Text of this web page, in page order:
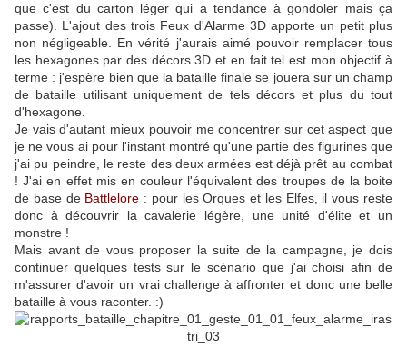
que c'est du carton léger qui a tendance à gondoler mais ça
passe). L'ajout des trois Feux d'Alarme 3D apporte un petit plus
non négligeable. En vérité j'aurais aimé pouvoir remplacer tous
les hexagones par des décors 3D et en fait tel est mon objectif à
terme : j'espère bien que la bataille finale se jouera sur un champ
de bataille utilisant uniquement de tels décors et plus du tout
d'hexagone.
Je vais d'autant mieux pouvoir me concentrer sur cet aspect que
je ne vous ai pour l'instant montré qu'une partie des figurines que
j'ai pu peindre, le reste des deux armées est déjà prêt au combat
! J'ai en effet mis en couleur l'équivalent des troupes de la boite
de base de Battlelore : pour les Orques et les Elfes, il vous reste
donc à découvrir la cavalerie légère, une unité d'élite et un
monstre !
Mais avant de vous proposer la suite de la campagne, je dois
continuer quelques tests sur le scénario que j'ai choisi afin de
m'assurer d'avoir un vrai challenge à affronter et donc une belle
bataille à vous raconter. :)